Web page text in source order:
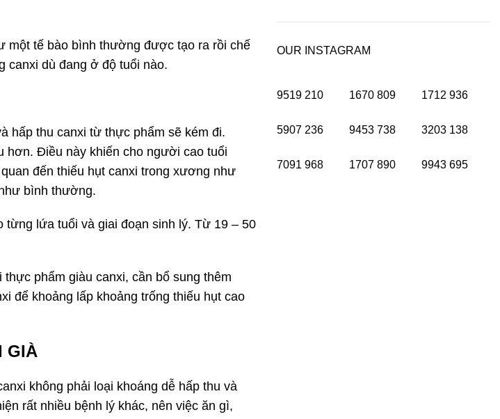
một tế bào bình thường được tạo ra rồi chế
canxi dù đang ở độ tuổi nào.
hấp thu canxi từ thực phẩm sẽ kém đi.
hơn. Điều này khiến cho người cao tuổi
đến thiếu hụt canxi trong xương như
bình thường.
từng lứa tuổi và giai đoạn sinh lý. Từ 19 – 50
phẩm giàu canxi, cần bổ sung thêm
để khoảng lấp khoảng trống thiếu hụt cao
GIÀ
không phải loại khoáng dễ hấp thu và
rất nhiều bệnh lý khác, nên việc ăn gì,
OUR INSTAGRAM
9519 210 1670 809 1712 936
5907 236 9453 738 3203 138
7091 968 1707 890 9943 695